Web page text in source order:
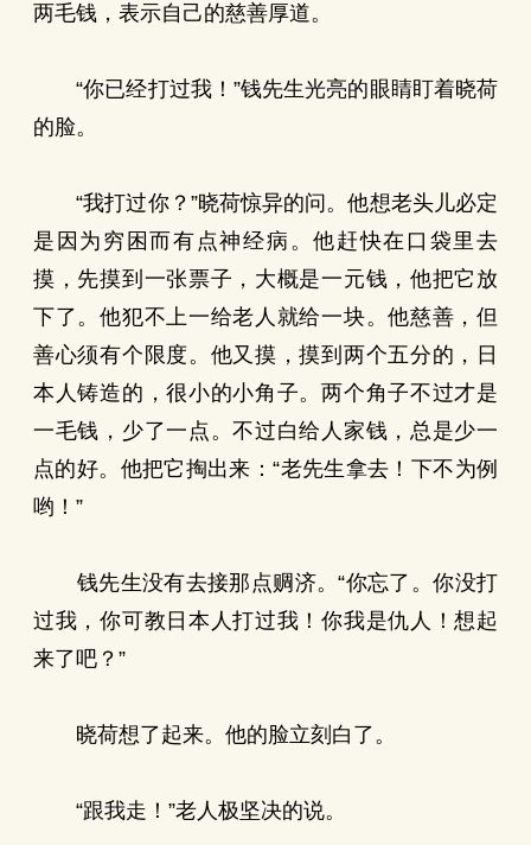
两毛钱，表示自己的慈善厚道。
“你已经打过我！”钱先生光亮的眼睛盯着晓荷
的脸。
“我打过你？”晓荷惊异的问。他想老头儿必定
是因为穷困而有点神经病。他赶快在口袋里去
摸，先摸到一张票子，大概是一元钱，他把它放
下了。他犯不上一给老人就给一块。他慈善，但
善心须有个限度。他又摸，摸到两个五分的，日
本人铸造的，很小的小角子。两个角子不过才是
一毛钱，少了一点。不过白给人家钱，总是少一
点的好。他把它掏出来：“老先生拿去！下不为例
哟！”
钱先生没有去接那点赒济。“你忘了。你没打
过我，你可教日本人打过我！你我是仇人！想起
来了吧？”
晓荷想了起来。他的脸立刻白了。
“跟我走！”老人极坚决的说。